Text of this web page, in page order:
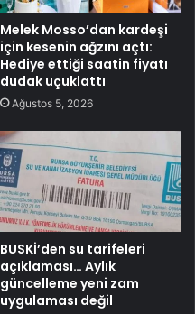
Melek Mosso’dan kardeşi
için kesenin ağzını açtı:
Hediye ettiği saatin fiyatı
dudak uçuklattı
Ağustos 5, 2026
BUSKİ’den su tarifeleri
açıklaması… Aylık
güncelleme yeni zam
uygulaması değil